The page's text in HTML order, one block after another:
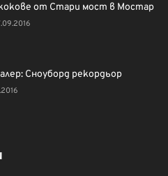
от Стари мост в Мостар
Сноуборд рекордьор